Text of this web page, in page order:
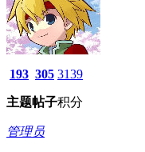
193
主题
305
帖子
3139
积分
管理员